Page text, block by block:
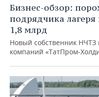
Бизнес-обзор:
подрядчика
1,8 млрд
Новый собственник
компаний «ТатПром-